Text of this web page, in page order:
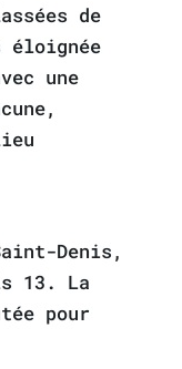
de
une
Denis,
13. La
pour